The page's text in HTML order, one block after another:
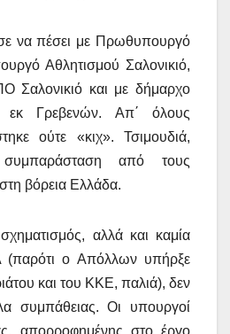
να πέσει με Πρωθυπουργό
Αθλητισμού Σαλονικιό,
Σαλονικιό και με δήμαρχο
εκ Γρεβενών. Απ΄ όλους
ούτε «κιχ». Τσιμουδιά,
από τους
βόρεια Ελλάδα.
αλλά και καμία
ο Απόλλων υπήρξε
και του ΚΚΕ, παλιά), δεν
συμπάθειας. Οι υπουργοί